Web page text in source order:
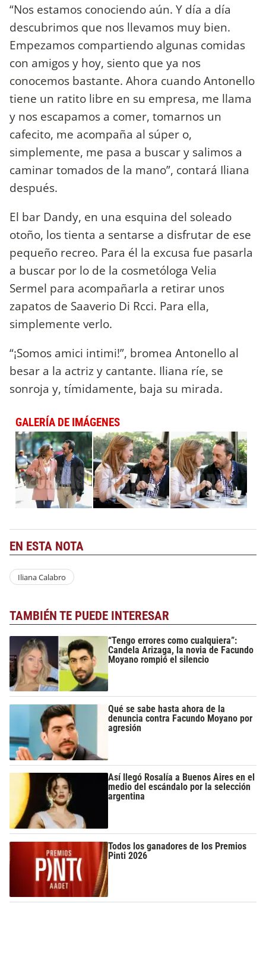
“Nos estamos conociendo aún. Y día a día
descubrimos que nos llevamos muy bien.
Empezamos compartiendo algunas comidas
con amigos y hoy, siento que ya nos
conocemos bastante. Ahora cuando Antonello
tiene un ratito libre en su empresa, me llama
y nos escapamos a comer, tomarnos un
cafecito, me acompaña al súper o,
simplemente, me pasa a buscar y salimos a
caminar tomados de la mano”, contará Iliana
después.
El bar Dandy, en una esquina del soleado
otoño, los tienta a sentarse a disfrutar de ese
pequeño recreo. Para él la excusa fue pasarla
a buscar por lo de la cosmetóloga Velia
Sermel para acompañarla a retirar unos
zapatos de Saaverio Di Rcci. Para ella,
simplemente verlo.
“¡Somos amici intimi!”, bromea Antonello al
besar a la actriz y cantante. Iliana ríe, se
sonroja y, tímidamente, baja su mirada.
GALERÍA DE IMÁGENES
EN ESTA NOTA
Iliana Calabro
TAMBIÉN TE PUEDE INTERESAR
“Tengo errores como cualquiera”:
Candela Arizaga, la novia de Facundo
Moyano rompió el silencio
Qué se sabe hasta ahora de la
denuncia contra Facundo Moyano por
agresión
Así llegó Rosalía a Buenos Aires en el
medio del escándalo por la selección
argentina
Todos los ganadores de los Premios
Pinti 2026